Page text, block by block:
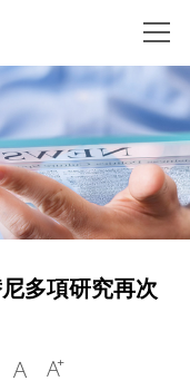
多項研究再次
 